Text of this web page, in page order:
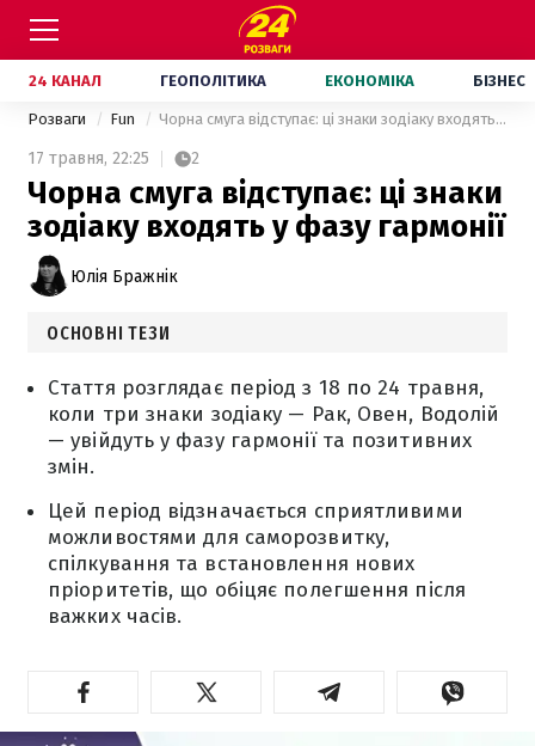
24 КАНАЛ ГЕОПОЛІТИКА ЕКОНОМІКА БІЗНЕС
Розваги Fun Чорна смуга відступає: ці знаки зодіаку входять у фазу гармонії
17 травня, 22:25 2
Чорна смуга відступає: ці знаки
зодіаку входять у фазу гармонії
Юлія Бражнік
ОСНОВНІ ТЕЗИ
Стаття розглядає період з 18 по 24 травня,
коли три знаки зодіаку — Рак, Овен, Водолій
— увійдуть у фазу гармонії та позитивних
змін.
Цей період відзначається сприятливими
можливостями для саморозвитку,
спілкування та встановлення нових
пріоритетів, що обіцяє полегшення після
важких часів.